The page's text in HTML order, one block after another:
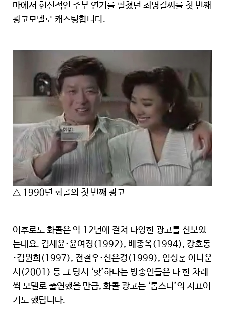
마에서 헌신적인 주부 연기를 펼쳤던 최명길씨를 첫 번째
광고모델로 캐스팅합니다.
△ 1990년 화콜의 첫 번째 광고
이후로도 화콜은 약 12년에 걸쳐 다양한 광고를 선보였
는데요. 김세윤·윤여정(1992), 배종옥(1994), 강호동
·김원희(1997), 전철우·신은경(1999), 임성훈 아나운
서(2001) 등 그 당시 ‘핫’하다는 방송인들은 다 한 차례
씩 모델로 출연했을 만큼, 화콜 광고는 ‘톱스타’의 지표이
기도 했답니다.